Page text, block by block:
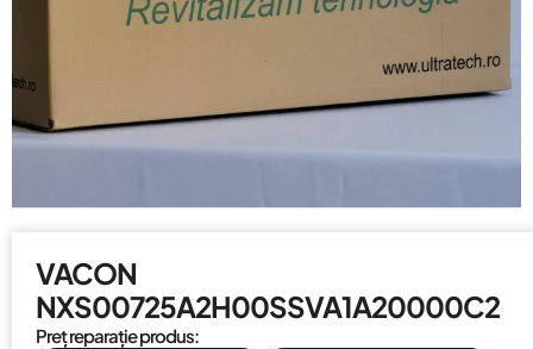
VACON
NXS00725A2H00SSVA1A20000C2
Preț reparație produs: